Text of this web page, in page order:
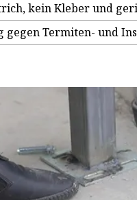
kein Kleber und
gegen Termiten- und